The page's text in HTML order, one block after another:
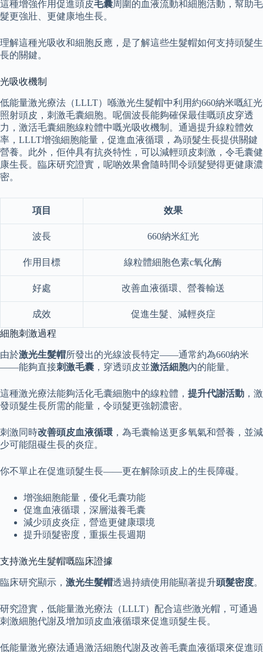
這種增強作用促進頭皮毛囊周圍的血液流動和細胞活動，幫助毛
髮更強壯、更健康地生長。
理解這種光吸收和細胞反應，是了解這些生髮帽如何支持頭髮生
長的關鍵。
光吸收機制
低能量激光療法（LLLT）喺激光生髮帽中利用約660納米嘅紅光
照射頭皮，刺激毛囊細胞。呢個波長能夠確保最佳嘅頭皮穿透
力，激活毛囊細胞線粒體中嘅光吸收機制。通過提升線粒體效
率，LLLT增強細胞能量，促進血液循環，為頭髮生長提供關鍵
營養。此外，佢仲具有抗炎特性，可以減輕頭皮刺激，令毛囊健
康生長。臨床研究證實，呢啲效果會隨時間令頭髮變得更健康濃
密。
項目 效果
波長 660納米紅光
作用目標 線粒體細胞色素c氧化酶
好處 改善血液循環、營養輸送
成效
促進生髮、減輕炎症
細胞刺激過程
由於激光生髮帽所發出的光線波長特定——通常約為660納米
——能夠直接刺激毛囊 ，穿透頭皮並激活細胞內的能量。
這種激光療法能夠活化毛囊細胞中的線粒體， 提升代謝活動 ，激
發頭髮生長所需的能量，令頭髮更強韌濃密。
刺激同時改善頭皮血液循環 ，為毛囊輸送更多氧氣和營養，並減
少可能阻礙生長的炎症。
你不單止在促進頭髮生長——更在解除頭皮上的生長障礙。
增強細胞能量，優化毛囊功能
促進血液循環，深層滋養毛囊
減少頭皮炎症，營造更健康環境
提升頭髮密度，重振生長週期
支持激光生髮帽嘅臨床證據
臨床研究顯示， 激光生髮帽透過持續使用能顯著提升頭髮密度。
研究證實，低能量激光療法（LLLT）配合這些激光帽，可通過
刺激細胞代謝及增加頭皮血液循環來促進頭髮生長。
低能量激光療法通過激活細胞代謝及改善毛囊血液循環來促進頭